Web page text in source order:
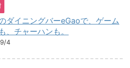
ダイニングバーeGaoで、ゲーム
、チャーハンも。
4